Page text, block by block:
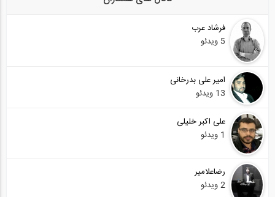
فرشاد عرب
5 ویدئو
امیر علی بدرخانی
13 ویدئو
علی اکبر خلیلی
1 ویدئو
رضاعلامیر
2 ویدئو